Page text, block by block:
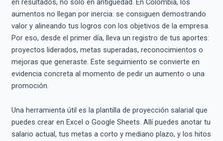
en resultados, no solo en antigüedad. En Colombia, los
aumentos no llegan por inercia: se consiguen demostrando
valor y alineando tus logros con los objetivos de la empresa.
Por eso, desde el primer día, lleva un registro de tus aportes:
proyectos liderados, metas superadas, reconocimientos o
mejoras que generaste. Este seguimiento se convierte en
evidencia concreta al momento de pedir un aumento o una
promoción.
Una herramienta útil es la plantilla de proyección salarial que
puedes crear en Excel o Google Sheets. Allí puedes anotar tu
salario actual, tus metas a corto y mediano plazo, y los hitos